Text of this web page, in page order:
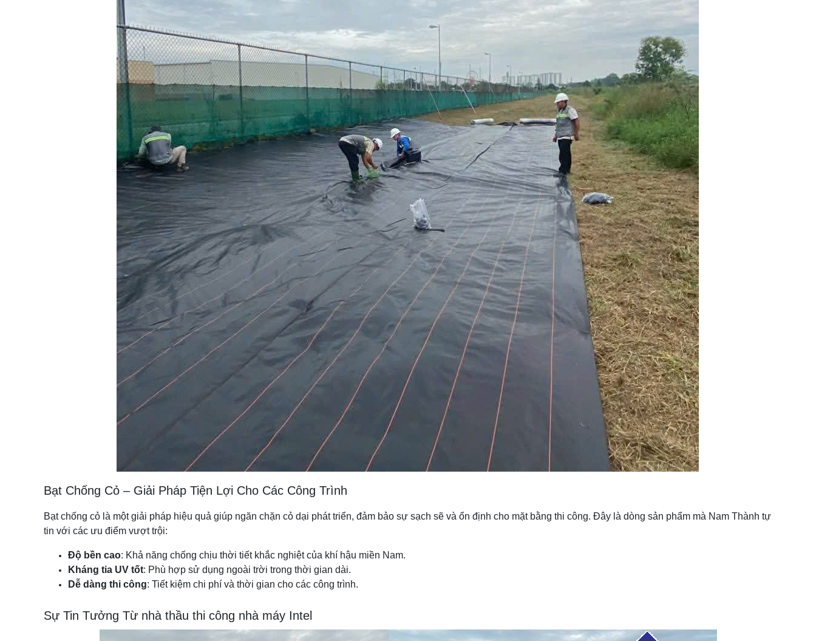
Bạt Chống Cỏ – Giải Pháp Tiện Lợi Cho Các Công Trình
Bạt chống cỏ là một giải pháp hiệu quả giúp ngăn chặn cỏ dại phát triển, đảm bảo sự sạch sẽ và ổn định cho mặt bằng thi công. Đây là dòng sản phẩm mà Nam Thành tự
tin với các ưu điểm vượt trội:
Độ bền cao: Khả năng chống chịu thời tiết khắc nghiệt của khí hậu miền Nam.
Kháng tia UV tốt: Phù hợp sử dụng ngoài trời trong thời gian dài.
Dễ dàng thi công: Tiết kiệm chi phí và thời gian cho các công trình.
Sự Tin Tưởng Từ nhà thầu thi công nhà máy Intel